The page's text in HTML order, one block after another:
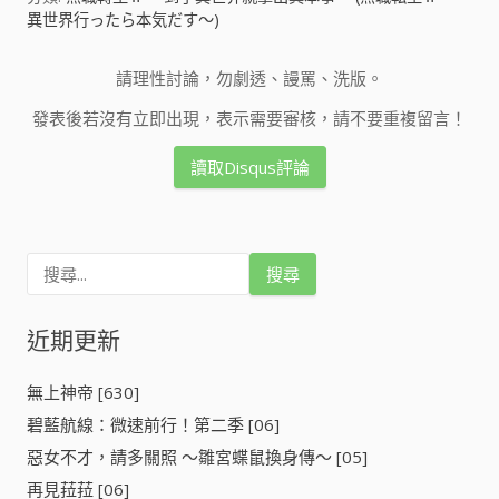
異世界行ったら本気だす～)
請理性討論，勿劇透、謾罵、洗版。
發表後若沒有立即出現，表示需要審核，請不要重複留言！
讀取Disqus評論
字
近期更新
無上神帝 [630]
碧藍航線：微速前行！第二季 [06]
惡女不才，請多關照 ～雛宮蝶鼠換身傳～ [05]
再見菈菈 [06]